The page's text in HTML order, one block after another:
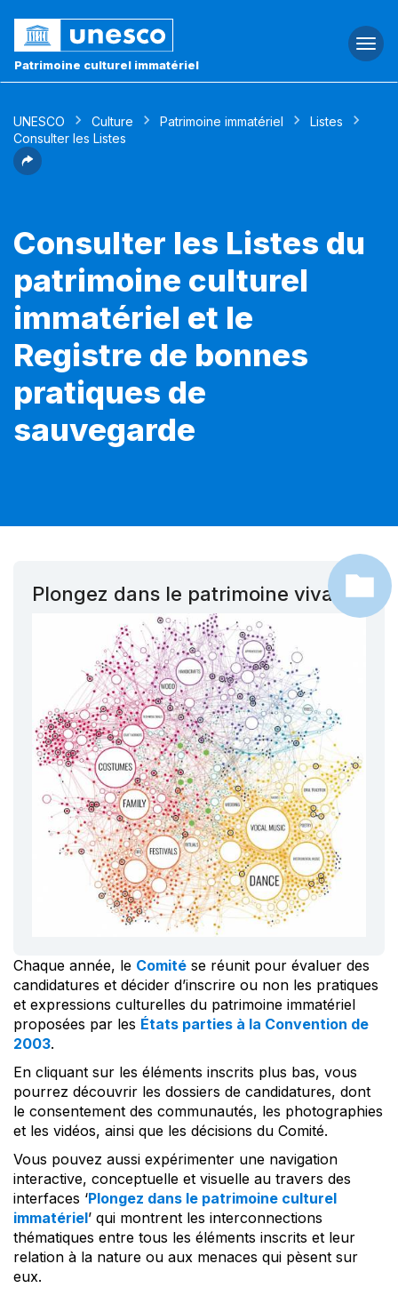
Patrimoine culturel immatériel
UNESCO Culture Patrimoine immatériel
Listes
Consulter les Listes
Consulter les Listes du
patrimoine culturel
immatériel et le
Registre de bonnes
pratiques de
sauvegarde
Plongez dans le patrimoine vivant !
Chaque année, le Comité se réunit pour évaluer des
candidatures et décider d’inscrire ou non les pratiques
et expressions culturelles du patrimoine immatériel
proposées par les États parties à la Convention de
2003.
En cliquant sur les éléments inscrits plus bas, vous
pourrez découvrir les dossiers de candidatures, dont
le consentement des communautés, les photographies
et les vidéos, ainsi que les décisions du Comité.
Vous pouvez aussi expérimenter une navigation
interactive, conceptuelle et visuelle au travers des
interfaces ‘Plongez dans le patrimoine culturel
immatériel’ qui montrent les interconnections
thématiques entre tous les éléments inscrits et leur
relation à la nature ou aux menaces qui pèsent sur
eux.